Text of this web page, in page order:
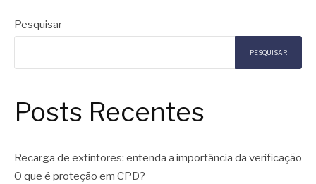
Pesquisar
PESQUISAR
Posts Recentes
Recarga de extintores: entenda a importância da verificação
O que é proteção em CPD?